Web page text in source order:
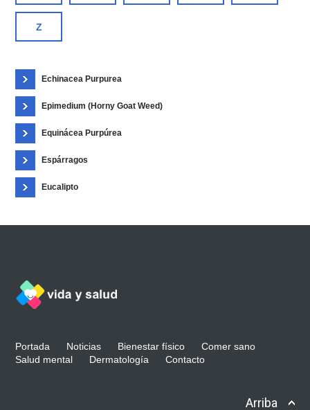
Z
Echinacea Purpurea
Epimedium (Horny Goat Weed)
Equinácea Purpúrea
Espárragos
Eucalipto
Portada Noticias Bienestar físico
Comer sano
Salud mental
Dermatología Contacto
Arriba